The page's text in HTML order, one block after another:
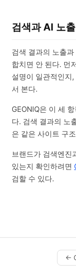
검색과 AI 노
검색 결과의 노출
합치면 안 된다. 먼
설명이 일관적인지
서 본다.
GEONIQ은 이 세
다. 검색 결과의 노
은 같은 사이트 구
브랜드가 검색엔진
있는지 확인하려면
검할 수 있다.
←